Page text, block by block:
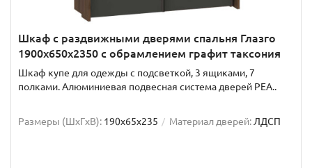
Шкаф с раздвижными дверями спальня Глазго
1900x650x2350 с обрамлением графит таксония
Шкаф купе для одежды с подсветкой, 3 ящиками, 7
полками. Алюминиевая подвесная система дверей РЕА..
Размеры (ШxГxВ): 190x65x235 Материал дверей: ЛДСП